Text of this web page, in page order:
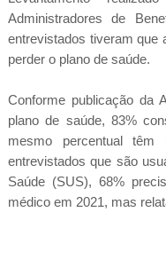
Administradores de
entrevistados tiveram que
perder o plano de saúde.
Conforme publicação da
plano de saúde, 83%
mesmo percentual
entrevistados que são
Saúde (SUS), 68%
médico em 2021, mas